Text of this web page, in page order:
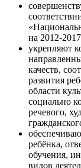
на 2012-
укрепляют
качеств,
развития
области
социально
речевого,
ребёнка,
обучения,
видов